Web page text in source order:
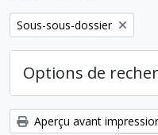
Remove filter:
Sous-sous-dossier
Options de
Aperçu avant